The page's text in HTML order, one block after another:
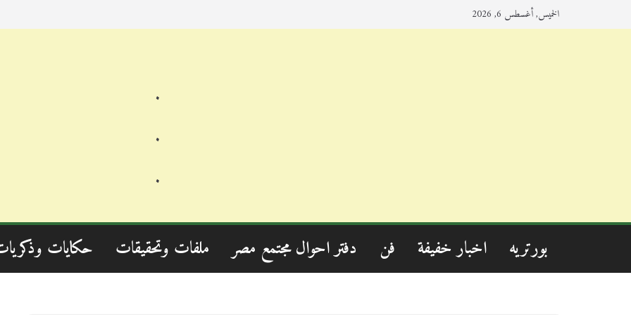
الخميس, أغسطس 6, 2026
.
.
.
بورتريه اخبار خفيفة فن دفتر احوال مجتمع مصر ملفات وتحقيقات حكايات